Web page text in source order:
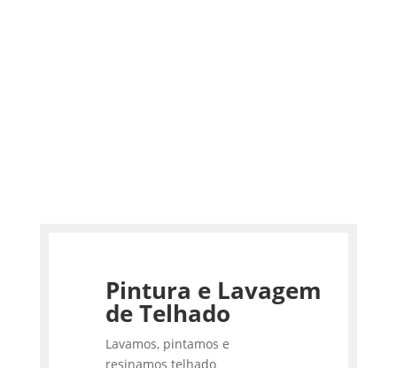
Pintura e Lavagem
de Telhado
Lavamos, pintamos e
resinamos telhado